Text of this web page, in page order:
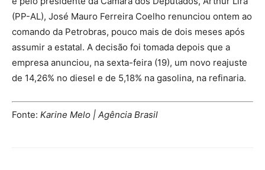
(PP-AL), José Mauro Ferreira Coelho renunciou ontem ao
comando da Petrobras, pouco mais de dois meses após
assumir a estatal. A decisão foi tomada depois que a
empresa anunciou, na sexta-feira (19), um novo reajuste
de 14,26% no diesel e de 5,18% na gasolina, na refinaria.
Fonte: Karine Melo | Agência Brasil